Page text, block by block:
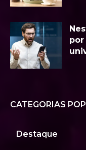
por
CATEGORIAS
Destaque